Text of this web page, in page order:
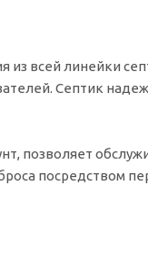
из всей линейки
Септик
позволяет
посредством